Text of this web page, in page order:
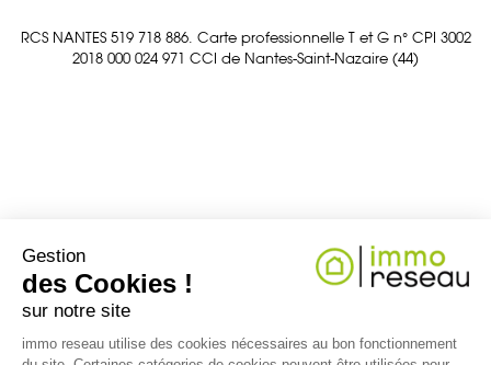
RCS NANTES 519 718 886. Carte professionnelle T et G n° CPI 3002
2018 000 024 971 CCI de Nantes-Saint-Nazaire (44)
Gestion
des Cookies !
sur notre site
immo reseau utilise des cookies nécessaires au bon fonctionnement